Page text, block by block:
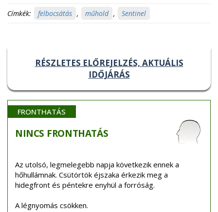
Címkék: felbocsátás , műhold , Sentinel
RÉSZLETES ELŐREJELZÉS, AKTUÁLIS
IDŐJÁRÁS
FRONTHATÁS
NINCS FRONTHATÁS
Az utolsó, legmelegebb napja következik ennek a
hőhullámnak. Csütörtök éjszaka érkezik meg a
hidegfront és péntekre enyhül a forróság.
A légnyomás csökken.